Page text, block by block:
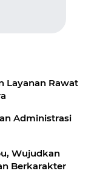
Layanan Rawat
Administrasi
Wujudkan
Berkarakter